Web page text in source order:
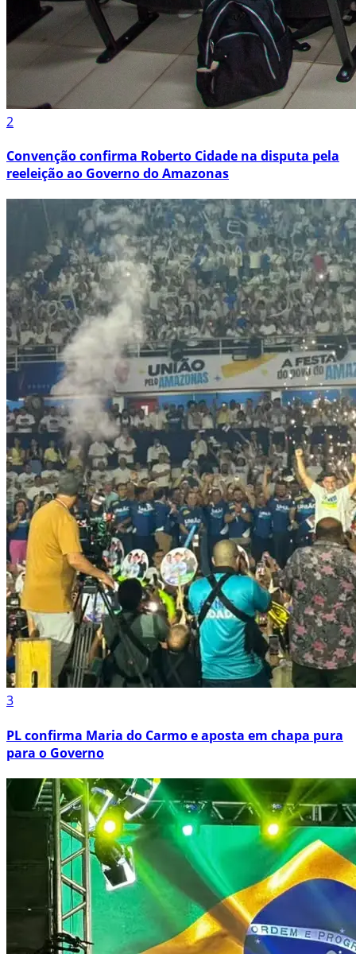
2
Convenção confirma Roberto Cidade na disputa pela
reeleição ao Governo do Amazonas
3
PL confirma Maria do Carmo e aposta em chapa pura
para o Governo